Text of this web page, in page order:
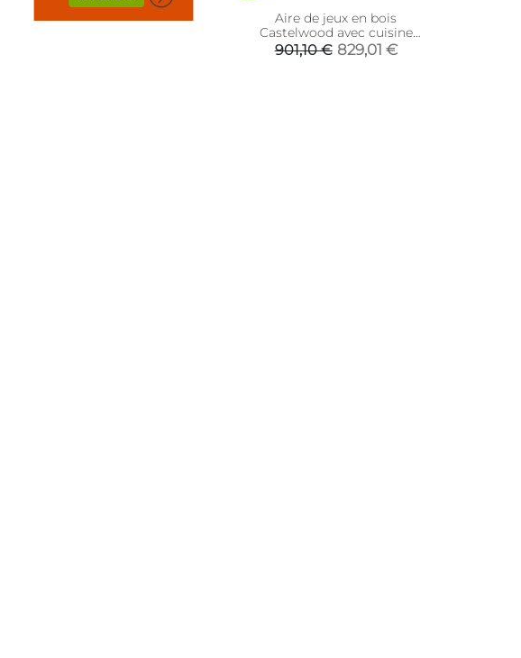
Aire de jeux en bois
Castelwood avec cuisine
extérieure offerte
901,10 € 829,01 €